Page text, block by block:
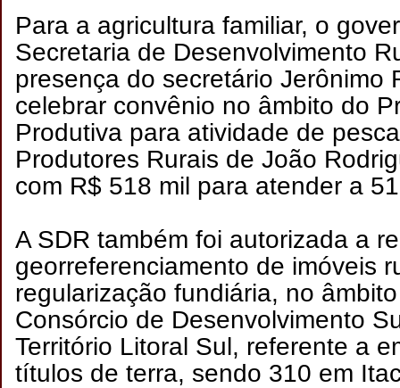
Para a agricultura familiar, o
Secretaria de Desenvolvimento
presença do secretário Jerônimo
celebrar convênio no âmbito do
Produtiva para atividade de
Produtores Rurais de João
com R$ 518 mil para atender a
A SDR também foi autorizada a
georreferenciamento de imóveis
regularização fundiária, no
Consórcio de Desenvolvimento
Território Litoral Sul, referente a
títulos de terra, sendo 310 em